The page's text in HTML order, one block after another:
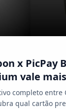
x PicPay
vale
completo entre
qual cartão